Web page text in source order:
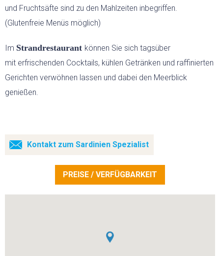
und Fruchtsäfte sind zu den Mahlzeiten inbegriffen.
(Glutenfreie Menüs möglich)
Im Strandrestaurant können Sie sich tagsüber
mit erfrischenden Cocktails, kühlen Getränken und raffinierten
Gerichten verwöhnen lassen und dabei den Meerblick
genießen.
Kontakt zum Sardinien Spezialist
PREISE / VERFÜGBARKEIT